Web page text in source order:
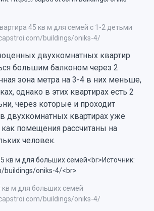
45 кв м для семей с 1-2 детьми
buildings/oniks-4/
двухкомнатных квартир
большим балконом через 2
зона метра на 3-4 в них меньше,
однако в этих квартирах есть 2
через которые и проходит
двухкомнатных квартирах уже
помещения рассчитаны на
человек.
кв м для больших семей
buildings/oniks-4/